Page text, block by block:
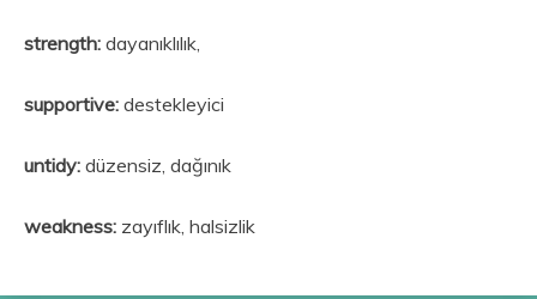
strength: dayanıklılık,
supportive: destekleyici
untidy: düzensiz, dağınık
weakness: zayıflık, halsizlik